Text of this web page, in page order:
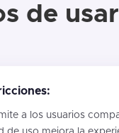
de
a los usuarios